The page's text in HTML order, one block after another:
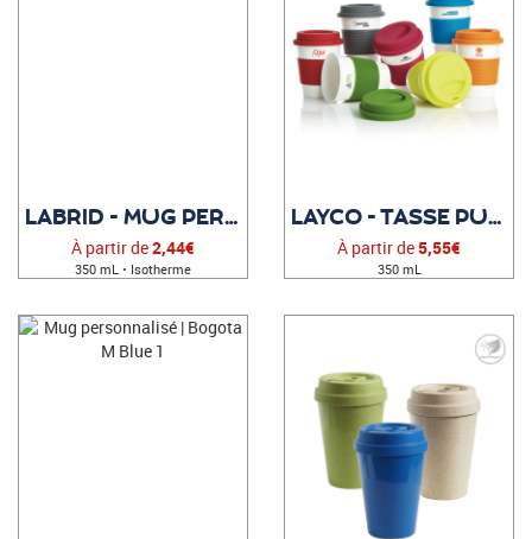
LABRID - MUG PERSONNALISABLE
À partir de2,44€
350 mL • Isotherme
LAYCO - TASSE PUBLICITAIRE
À partir de5,55€
350 mL